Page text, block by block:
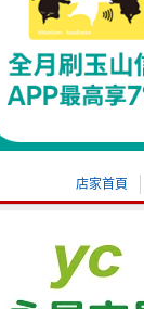
店家首頁